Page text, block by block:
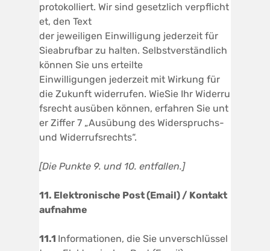
protokolliert. Wir sind gesetzlich verpflicht
et, den Text
der jeweiligen Einwilligung jederzeit für
Sieabrufbar zu halten. Selbstverständlich
können Sie uns erteilte
Einwilligungen jederzeit mit Wirkung für
die Zukunft widerrufen. WieSie Ihr Widerru
fsrecht ausüben können, erfahren Sie unt
er Ziffer 7 „Ausübung des Widerspruchs-
und Widerrufsrechts“.
[Die Punkte 9. und 10. entfallen.]
11. Elektronische Post(Email) / Kontakt
aufnahme
11.1 Informationen, die Sie unverschlüssel